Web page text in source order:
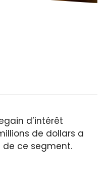
d’intérêt
de dollars a
ce segment.